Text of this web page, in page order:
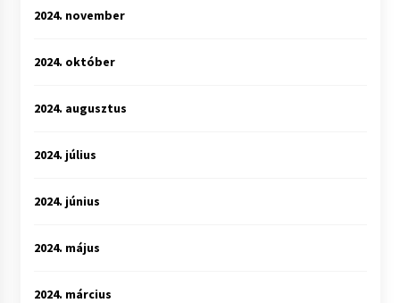
2024. november
2024. október
2024. augusztus
2024. július
2024. június
2024. május
2024. március